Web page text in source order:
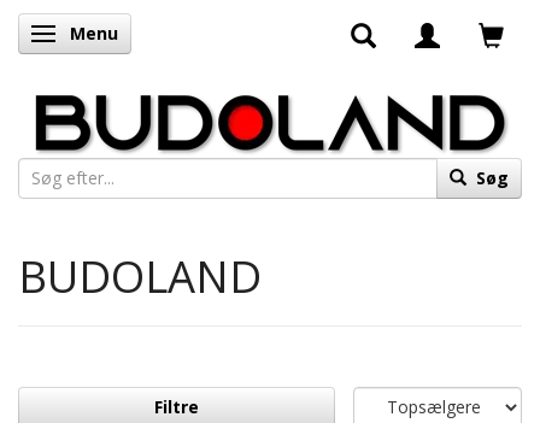
Skifte navigation
Menu
Søg
BUDOLAND
Filtre